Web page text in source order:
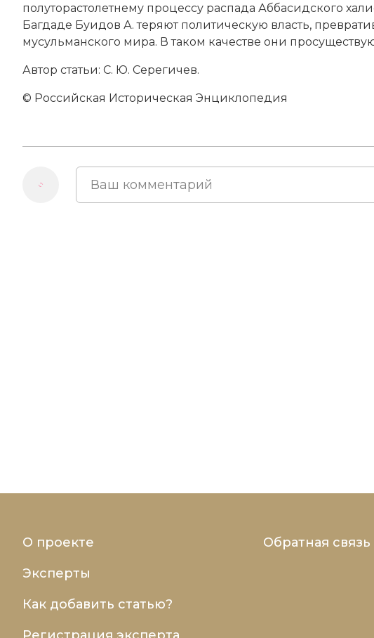
полуторастолетнему процессу распада Аббасидского
Багдаде Буидов А. теряют политическую власть,
мусульманского мира. В таком качестве они
Автор статьи: С. Ю. Серегичев.
© Российская Историческая Энциклопедия
О проекте
Эксперты
Как добавить статью?
Обратная связь